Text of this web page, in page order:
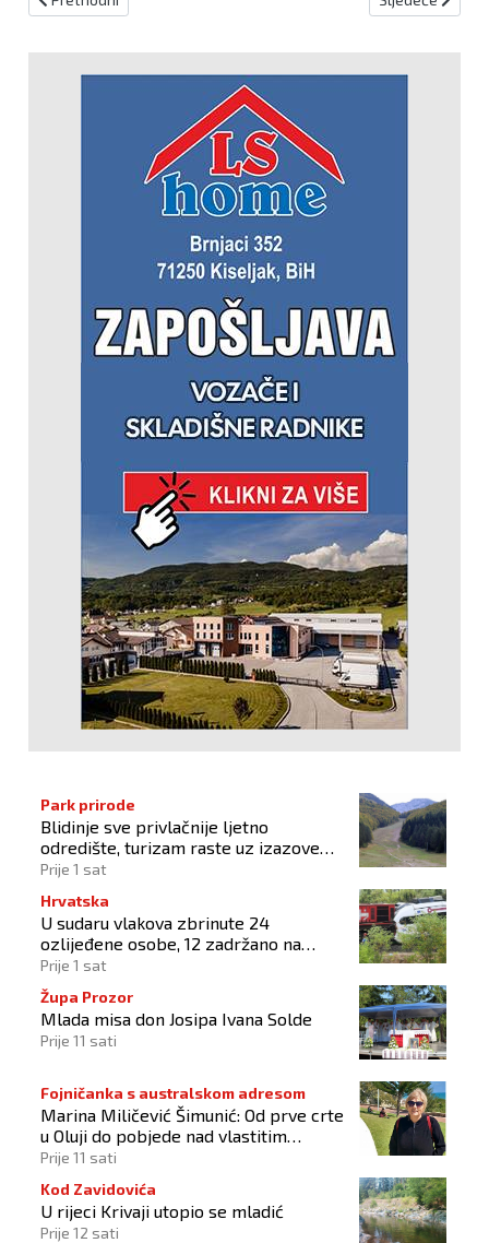
Park prirode
Blidinje sve privlačnije ljetno
odredište, turizam raste uz izazove
očuvanja prirode
Prije 1 sat
Hrvatska
U sudaru vlakova zbrinute 24
ozlijeđene osobe, 12 zadržano na
liječenju
Prije 1 sat
Župa Prozor
Mlada misa don Josipa Ivana Solde
Prije 11 sati
Fojničanka s australskom adresom
Marina Miličević Šimunić: Od prve crte
u Oluji do pobjede nad vlastitim
„olujama“
Prije 11 sati
Kod Zavidovića
U rijeci Krivaji utopio se mladić
Prije 12 sati